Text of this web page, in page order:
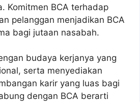
Komitmen BCA terhadap
pelanggan menjadikan BCA
bagi jutaan nasabah.
budaya kerjanya yang
serta menyediakan
karir yang luas bagi
dengan BCA berarti